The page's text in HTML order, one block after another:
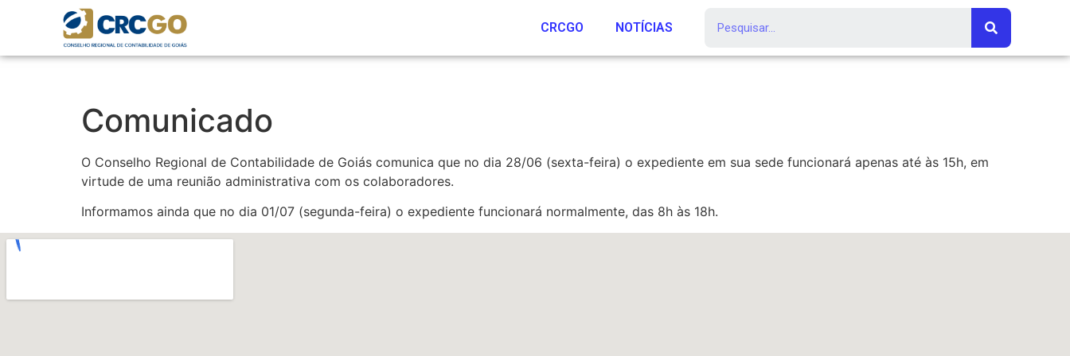
CRCGO NOTÍCIAS
Comunicado
O Conselho Regional de Contabilidade de Goiás comunica que no dia 28/06 (sexta-feira) o expediente em sua sede funcionará apenas até às 15h, em
virtude de uma reunião administrativa com os colaboradores.
Informamos ainda que no dia 01/07 (segunda-feira) o expediente funcionará normalmente, das 8h às 18h.